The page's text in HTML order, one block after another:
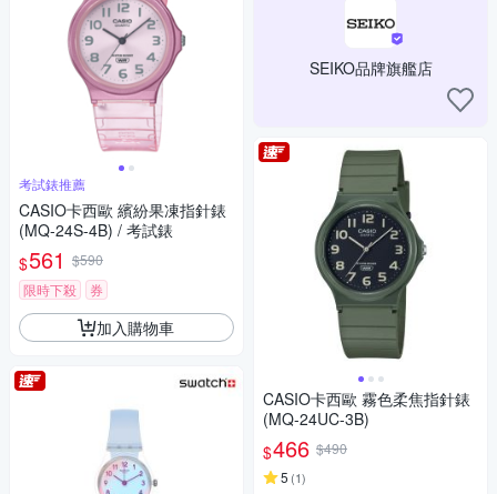
考試錶推薦
CASIO卡西歐 繽紛果凍指針錶
(MQ-24S-4B) / 考試錶
$561 $590
限時下殺
券
加入購物車
SEIKO品牌旗艦店
CASIO卡西歐 霧色柔焦指針錶
(MQ-24UC-3B)
$466 $490
5 (1)